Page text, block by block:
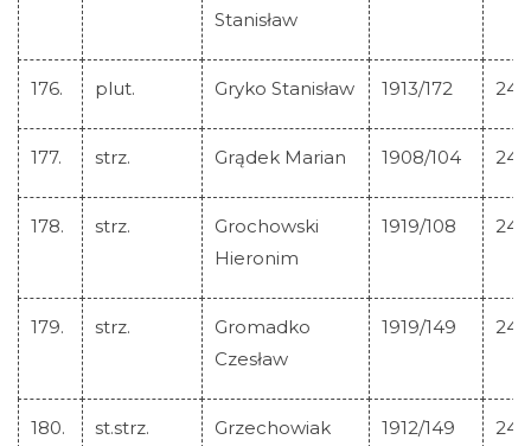
Stanisław
176. plut. Gryko Stanisław 1913/172
177. strz. Grądek Marian 1908/104
178. strz.
Grochowski
Hieronim
1919/108
179. strz.
Gromadko
Czesław
1919/149
180. st.strz. Grzechowiak 1912/149